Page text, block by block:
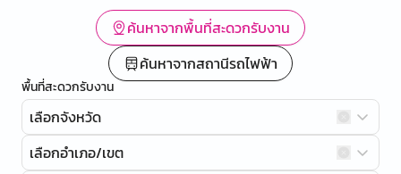
ค้นหาจากพื้นที่สะดวกรับงาน
ค้นหาจากสถานีรถไฟฟ้า
พื้นที่สะดวกรับงาน
เลือกจังหวัด
เลือกอำเภอ/เขต